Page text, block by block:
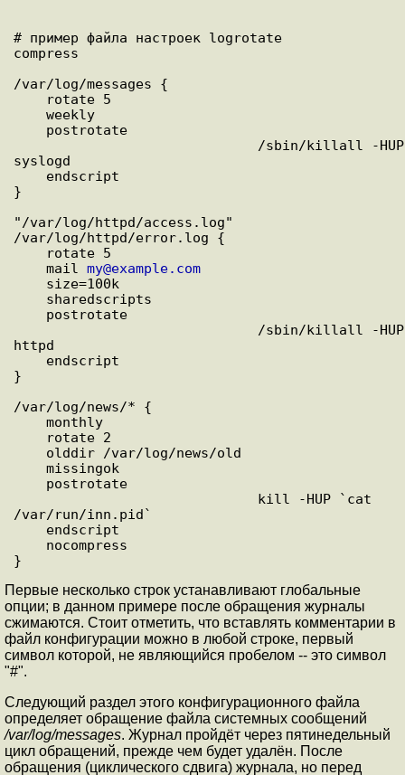
# пример файла настроек logrotate
compress
/var/log/messages {
syslogd
}
"/var/log/httpd/access.log"
/var/log/httpd/error.log {
    mail
my@example.com
httpd
}
/var/log/news/* {
/var/run/inn.pid`
Первые несколько строк устанавливают глобальные
опции; в данном примере после обращения журналы
сжимаются. Стоит отметить, что вставлять комментарии в
файл конфигурации можно в любой строке, первый
символ которой, не являющийся пробелом -- это символ
"#".
Следующий раздел этого конфигурационного файла
определяет обращение файла системных сообщений
/var/log/messages. Журнал пройдёт через пятинедельный
цикл обращений, прежде чем будет удалён. После
обращения (циклического сдвига) журнала, но перед